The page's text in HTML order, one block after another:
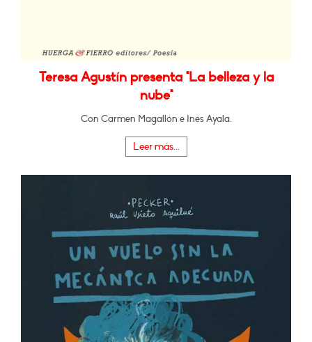
Teresa Agustín presenta "La belleza y la
nube"
Con Carmen Magallón e Inés Ayala.
Leer más...